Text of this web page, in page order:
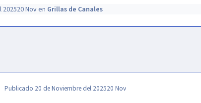
202520 Noven Grillas de Canales
Publicado 20 de Noviembre del 202520 Nov